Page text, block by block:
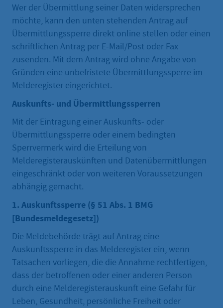
Wer der Übermittlung seiner Daten widersprechen
möchte, kann den unten stehenden Antrag auf
Übermittlungssperre direkt online stellen oder einen
schriftlichen Antrag per E-Mail/Post oder Fax
zusenden. Mit dem Antrag wird ohne Angabe von
Gründen eine unbefristete Übermittlungssperre im
Melderegister eingerichtet.
Auskunfts- und Übermittlungssperren
Mit der Eintragung einer Auskunfts- oder
Übermittlungssperre oder einem bedingten
Sperrvermerk wird die Erteilung von
Melderegisterauskünften und Datenübermittlungen
eingeschränkt oder von weiteren Voraussetzungen
abhängig gemacht.
1. Auskunftssperre (§ 51 Abs. 1 BMG
[Bundesmeldegesetz])
Die Meldebehörde trägt auf Antrag eine
Auskunftssperre in das Melderegister ein, wenn
Tatsachen vorliegen, die die Annahme rechtfertigen,
dass der betroffenen oder einer anderen Person
durch eine Melderegisterauskunft eine Gefahr für
Leben, Gesundheit, persönliche Freiheit oder